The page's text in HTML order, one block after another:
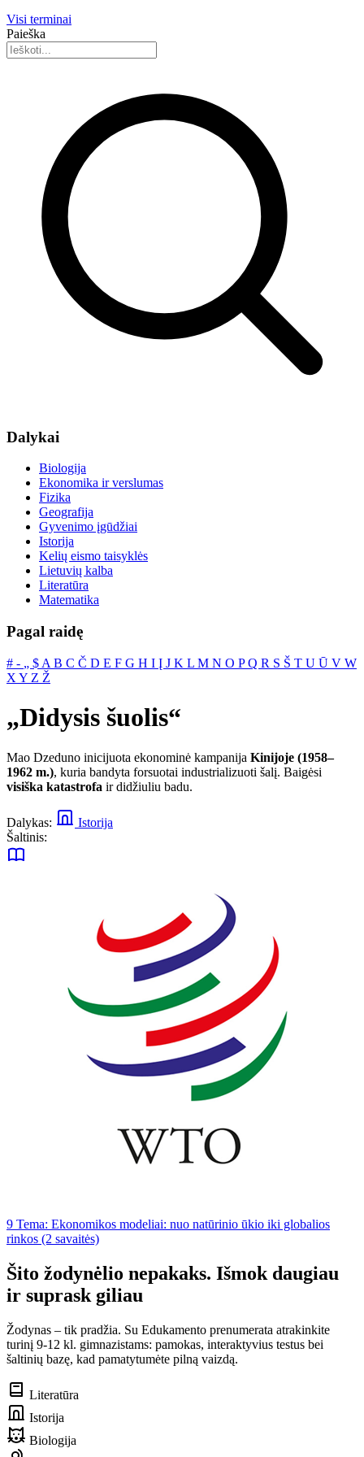
Visi terminai
Paieška
Dalykai
Biologija
Ekonomika ir verslumas
Fizika
Geografija
Gyvenimo įgūdžiai
Istorija
Kelių eismo taisyklės
Lietuvių kalba
Literatūra
Matematika
Pagal raidę
# ‐ „ $ A B C Č D E F G H I Į J K L M N O PQ R S Š T U Ū V W
X Y Z Ž
„Didysis šuolis“
Mao Dzeduno inicijuota ekonominė kampanija Kinijoje (1958–
1962 m.), kuria bandyta forsuotai industrializuoti šalį. Baigėsi
visiška katastrofa ir didžiuliu badu.
Dalykas:
Istorija
Šaltinis:
9 Tema: Ekonomikos modeliai: nuo natūrinio ūkio iki globalios
rinkos (2 savaitės)
Šito žodynėlio nepakaks. Išmok daugiau
ir suprask giliau
Žodynas – tik pradžia. Su Edukamento prenumerata atrakinkite
turinį 9-12 kl. gimnazistams: pamokas, interaktyvius testus bei
šaltinių bazę, kad pamatytumėte pilną vaizdą.
Literatūra
Istorija
Biologija